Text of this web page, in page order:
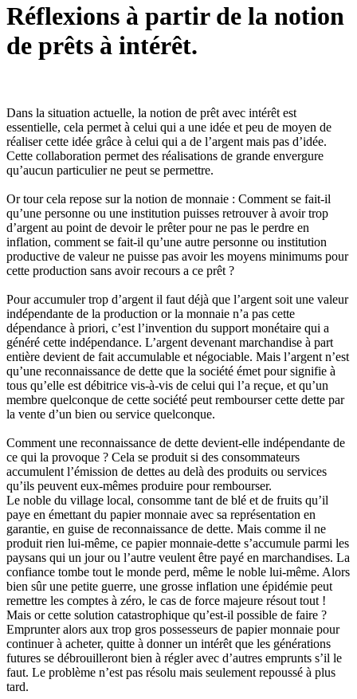
Réflexions à partir de la notion
de prêts à intérêt.
Dans la situation actuelle, la notion de prêt avec intérêt est
essentielle, cela permet à celui qui a une idée et peu de moyen de
réaliser cette idée grâce à celui qui a de l’argent mais pas d’idée.
Cette collaboration permet des réalisations de grande envergure
qu’aucun particulier ne peut se permettre.
Or tour cela repose sur la notion de monnaie : Comment se fait-il
qu’une personne ou une institution puisses retrouver à avoir trop
d’argent au point de devoir le prêter pour ne pas le perdre en
inflation, comment se fait-il qu’une autre personne ou institution
productive de valeur ne puisse pas avoir les moyens minimums pour
cette production sans avoir recours a ce prêt ?
Pour accumuler trop d’argent il faut déjà que l’argent soit une valeur
indépendante de la production or la monnaie n’a pas cette
dépendance à priori, c’est l’invention du support monétaire qui a
généré cette indépendance. L’argent devenant marchandise à part
entière devient de fait accumulable et négociable. Mais l’argent n’est
qu’une reconnaissance de dette que la société émet pour signifie à
tous qu’elle est débitrice vis-à-vis de celui qui l’a reçue, et qu’un
membre quelconque de cette société peut rembourser cette dette par
la vente d’un bien ou service quelconque.
Comment une reconnaissance de dette devient-elle indépendante de
ce qui la provoque ? Cela se produit si des consommateurs
accumulent l’émission de dettes au delà des produits ou services
qu’ils peuvent eux-mêmes produire pour rembourser.
Le noble du village local, consomme tant de blé et de fruits qu’il
paye en émettant du papier monnaie avec sa représentation en
garantie, en guise de reconnaissance de dette. Mais comme il ne
produit rien lui-même, ce papier monnaie-dette s’accumule parmi les
paysans qui un jour ou l’autre veulent être payé en marchandises. La
confiance tombe tout le monde perd, même le noble lui-même. Alors
bien sûr une petite guerre, une grosse inflation une épidémie peut
remettre les comptes à zéro, le cas de force majeure résout tout !
Mais or cette solution catastrophique qu’est-il possible de faire ?
Emprunter alors aux trop gros possesseurs de papier monnaie pour
continuer à acheter, quitte à donner un intérêt que les générations
futures se débrouilleront bien à régler avec d’autres emprunts s’il le
faut. Le problème n’est pas résolu mais seulement repoussé à plus
tard.